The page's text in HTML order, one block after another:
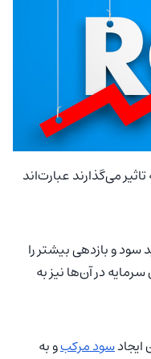
می‌گذارند عبارت‌اند
و بازدهی بیشتر را
در آن‌ها نیز به
سود مرکبو به